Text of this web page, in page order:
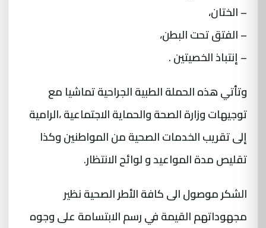
– الختان،
– الفتق تحت البطن،
– إنتباذ الخصيتين .
وتأتي هذه الحملة الطبية الجراحية تماشيا مع
توجيهات وزارة الصحة والحماية الاجتماعية ،الرامية
إلى تقريب الخدمات الصحية من المواطنين وكذا
تقليص مدة المواعيد و لوائح الانتظار.
الشكر موصول الى كافة الأطر الصحية نظير
مجهوداتهم القيمة في رسم الابتسامة على وجوه